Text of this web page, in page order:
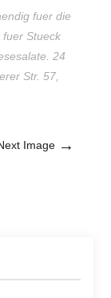
fuer die
Stueck
24
Str. 57,
Image →